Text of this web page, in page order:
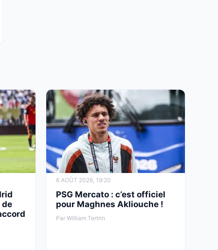
de
6 AOÛT 2026, 19:20
PSG Mercato : c’est officiel
pour Maghnes Akliouche !
Par William Tertrin